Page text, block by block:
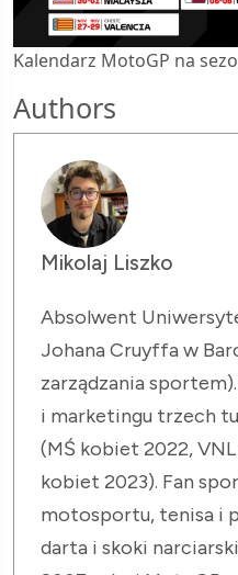
Kalendarz MotoGP na
Authors
Mikolaj Liszko
Absolwent
Johana Cruyffa w
zarządzania
i marketingu trzech
(MŚ kobiet 2022,
kobiet 2023). Fan
motosportu, tenisa i
darta i skoki